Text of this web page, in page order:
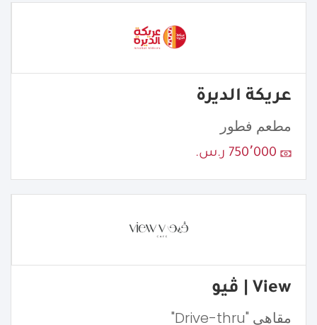
عريكة الديرة
مطعم فطور
750٬000 ر.س.
View | ڤيو
مقاهي "Drive-thru"